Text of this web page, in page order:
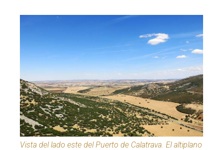
Vista del lado este del Puerto de Calatrava. El altiplano